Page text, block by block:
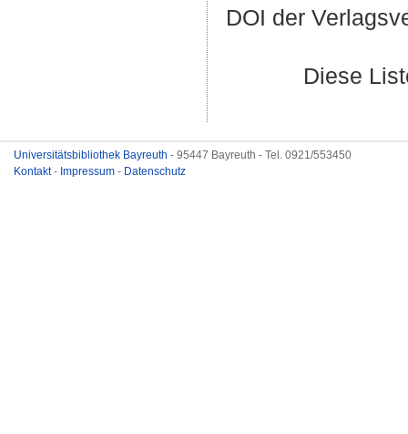
DOI der
Diese
Universitätsbibliothek Bayreuth - 95447 Bayreuth - Tel. 0921/553450
Kontakt- Impressum - Datenschutz